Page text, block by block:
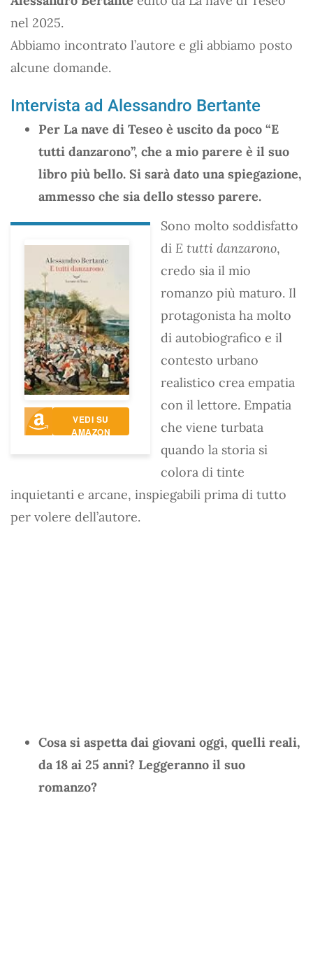
nel 2025.
Abbiamo incontrato l’autore e gli abbiamo posto
alcune domande.
Intervista ad Alessandro Bertante
Per La nave di Teseo è uscito da poco “E
tutti danzarono”, che a mio parere è il suo
libro più bello. Si sarà dato una spiegazione,
ammesso che sia dello stesso parere.
VEDI SU
AMAZON
Sono molto soddisfatto
di E tutti danzarono,
credo sia il mio
romanzo più maturo. Il
protagonista ha molto
di autobiografico e il
contesto urbano
realistico crea empatia
con il lettore. Empatia
che viene turbata
quando la storia si
colora di tinte
inquietanti e arcane, inspiegabili prima di tutto
per volere dell’autore.
Cosa si aspetta dai giovani oggi, quelli reali,
da 18 ai 25 anni? Leggeranno il suo
romanzo?